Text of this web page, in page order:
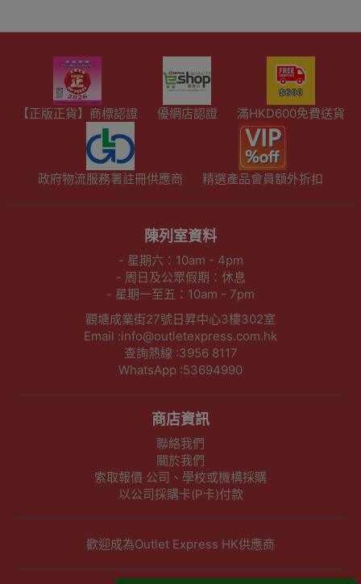
【正版正貨】商標認證 優網店認證 滿HKD600免費送貨
政府物流服務署註冊供應商 精選產品會員額外折扣
陳列室資料
- 星期六：10am - 4pm
- 周日及公眾假期：休息
- 星期一至五：10am - 7pm
觀塘成業街27號日昇中心3樓302室
Email :info@outletexpress.com.hk
查詢熱線 :3956 8117
WhatsApp :53694990
商店資訊
聯絡我們
關於我們
索取報價 公司、學校或機構採購
以公司採購卡(P卡)付款
歡迎成為Outlet Express HK供應商